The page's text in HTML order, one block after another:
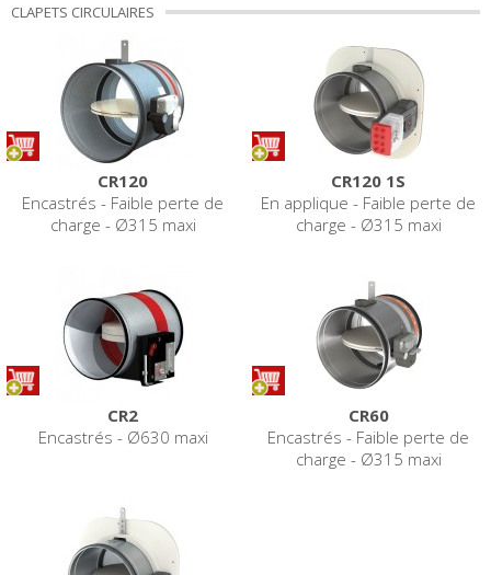
CLAPETS CIRCULAIRES
CR120
Encastrés - Faible perte de
charge - Ø315 maxi
CR120 1S
En applique - Faible perte de
charge - Ø315 maxi
CR2
Encastrés - Ø630 maxi
CR60
Encastrés - Faible perte de
charge - Ø315 maxi